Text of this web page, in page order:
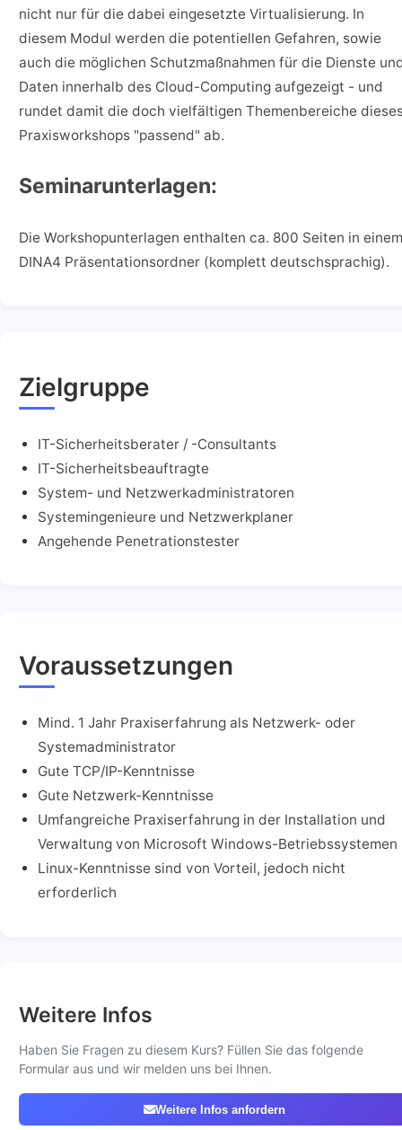
nicht nur für die dabei eingesetzte Virtualisierung. In
diesem Modul werden die potentiellen Gefahren, sowie
auch die möglichen Schutzmaßnahmen für die Dienste
Daten innerhalb des Cloud-Computing aufgezeigt - und
rundet damit die doch vielfältigen Themenbereiche
Praxisworkshops "passend" ab.
Seminarunterlagen:
Die Workshopunterlagen enthalten ca. 800 Seiten in einem
DINA4 Präsentationsordner (komplett deutschsprachig).
Zielgruppe
IT-Sicherheitsberater / -Consultants
IT-Sicherheitsbeauftragte
System- und Netzwerkadministratoren
Systemingenieure und Netzwerkplaner
Angehende Penetrationstester
Voraussetzungen
Mind. 1 Jahr Praxiserfahrung als Netzwerk- oder
Systemadministrator
Gute TCP/IP-Kenntnisse
Gute Netzwerk-Kenntnisse
Umfangreiche Praxiserfahrung in der Installation und
Verwaltung von Microsoft Windows-Betriebssystemen
Linux-Kenntnisse sind von Vorteil, jedoch nicht
erforderlich
Weitere Infos
Haben Sie Fragen zu diesem Kurs? Füllen Sie das folgende
Formular aus und wir melden uns bei Ihnen.
Weitere Infos anfordern